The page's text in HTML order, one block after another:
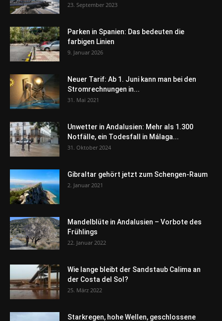
23. September 2023
Parken in Spanien: Das bedeuten die
farbigen Linien
9. Januar 2026
Neuer Tarif: Ab 1. Juni kann man bei den
Stromrechnungen in...
31. Mai 2021
Unwetter in Andalusien: Mehr als 1.300
Notfälle, ein Todesfall in Málaga...
31. Oktober 2024
Gibraltar gehört jetzt zum Schengen-Raum
2. Januar 2021
Mandelblüte in Andalusien – Vorbote des
Frühlings
22. Januar 2022
Wie lange bleibt der Sandstaub Calima an
der Costa del Sol?
25. März 2022
Starkregen, hohe Wellen, geschlossene